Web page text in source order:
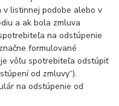
v listinnej podobe alebo v
a ak bola zmluva
na odstúpenie
formulované
vôľu spotrebiteľa odstúpiť
od zmluvy“).
na odstúpenie od